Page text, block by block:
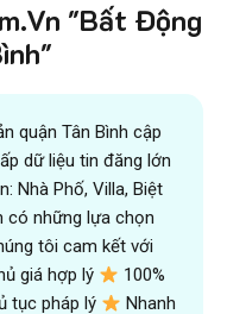
bán được nhanh hơn
trợ giúp đắc lực của
Đã Tìm Mua
"Bất Động
quận Tân Bình cập
dữ liệu tin đăng lớn
Nhà Phố, Villa, Biệt
có những lựa chọn
tôi cam kết với
giá hợp lý
100%
tục pháp lý
Nhanh